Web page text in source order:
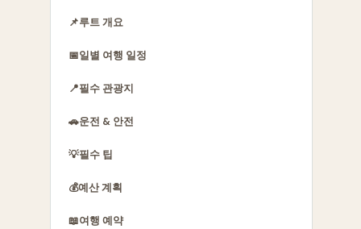
📌루트 개요
📅일별 여행 일정
📍필수 관광지
🚗운전 & 안전
💡필수 팁
💰예산 계획
📖여행 예약